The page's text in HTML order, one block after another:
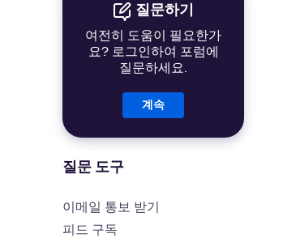
질문하기
여전히 도움이 필요한가
요? 로그인하여 포럼에
질문하세요.
계속
질문 도구
이메일 통보 받기
피드 구독